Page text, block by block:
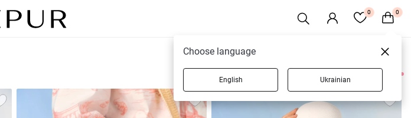
0 0
7 товаров
Choose language
English Ukrainian